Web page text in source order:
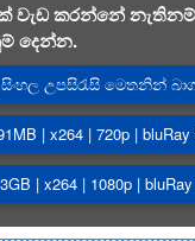
වැඩ කරන්නේ
දෙන්න.
සිංහල උපසිරැසි මෙතනින්
| x264 | 720p |
| x264 | 1080p |